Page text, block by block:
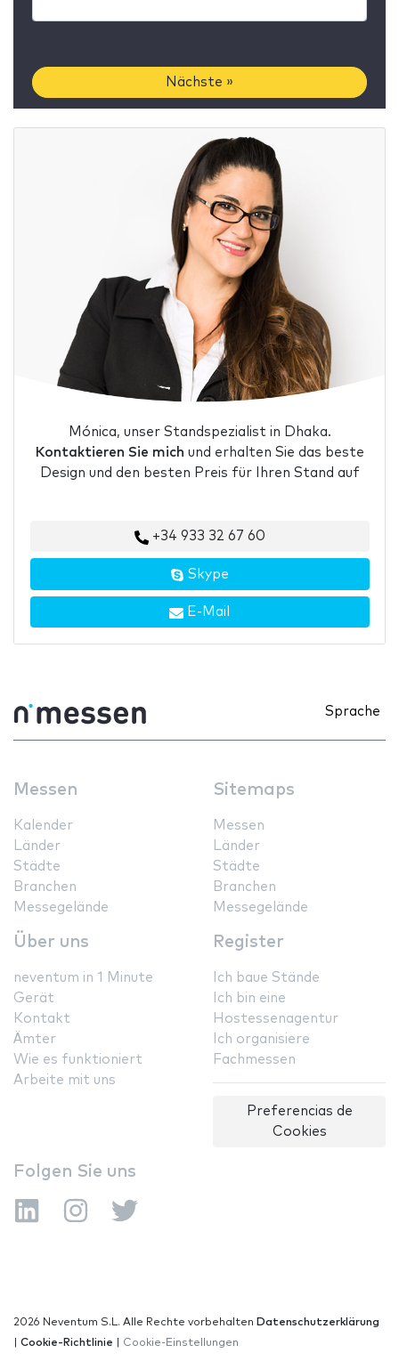
Nächste »
Mónica, unser Standspezialist in Dhaka.
Kontaktieren Sie mich und erhalten Sie das beste
Design und den besten Preis für Ihren Stand auf
+34 933 32 67 60
Skype
E-Mail
Sprache
Messen
Kalender
Länder
Städte
Branchen
Messegelände
Sitemaps
Messen
Länder
Städte
Branchen
Messegelände
Über uns
neventum in 1 Minute
Gerät
Kontakt
Ämter
Wie es funktioniert
Arbeite mit uns
Register
Ich baue Stände
Ich bin eine
Hostessenagentur
Ich organisiere
Fachmessen
Preferencias de
Cookies
Folgen Sie uns
2026 Neventum S.L. Alle Rechte vorbehalten Datenschutzerklärung
Cookie-Richtlinie Cookie-Einstellungen